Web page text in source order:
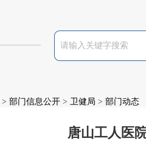
> 部门信息公开 > 卫健局 > 部门动态
唐山工人医